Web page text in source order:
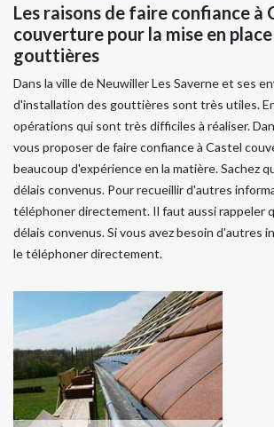
Les raisons de faire confiance à
couverture pour la mise en
gouttières
Dans la ville de Neuwiller Les Saverne et ses
d'installation des gouttières sont très utiles.
opérations qui sont très difficiles à réaliser.
vous proposer de faire confiance à Castel
beaucoup d'expérience en la matière. Sachez
délais convenus. Pour recueillir d'autres
téléphoner directement. Il faut aussi rappeler
délais convenus. Si vous avez besoin d'autres
le téléphoner directement.